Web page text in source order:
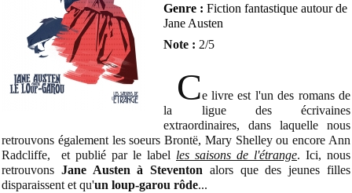
Genre : Fiction fantastique autour de
Jane Austen
Note : 2/5
Ce livre est l'un des romans de
la ligue des écrivaines
extraordinaires, dans laquelle nous
retrouvons également les soeurs Brontë, Mary Shelley ou encore Ann
Radcliffe, et publié par le label les saisons de l'étrange. Ici, nous
retrouvons Jane Austen à Steventon alors que des jeunes filles
disparaissent et qu'un loup-garou rôde...